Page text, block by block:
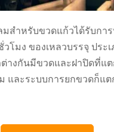
มสำหรับขวดแก้วได้รับกา
โมง ของเหลวบรรจุ ประ
างกันมีขวดและฝาปิดที่แ
และระบบการยกขวดก็แ